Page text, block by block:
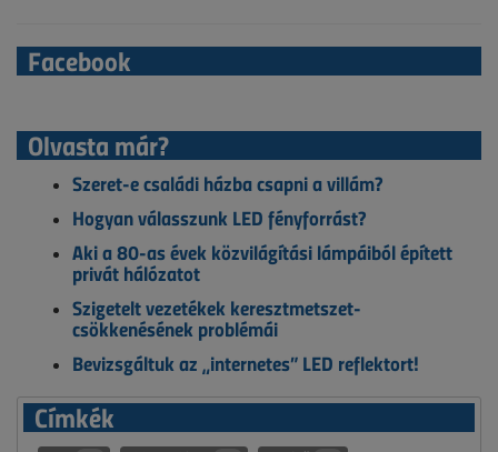
Facebook
Olvasta már?
Szeret-e családi házba csapni a villám?
Hogyan válasszunk LED fényforrást?
Aki a 80-as évek közvilágítási lámpáiból épített
privát hálózatot
Szigetelt vezetékek keresztmetszet-
csökkenésének problémái
Bevizsgáltuk az „internetes” LED reflektort!
Címkék